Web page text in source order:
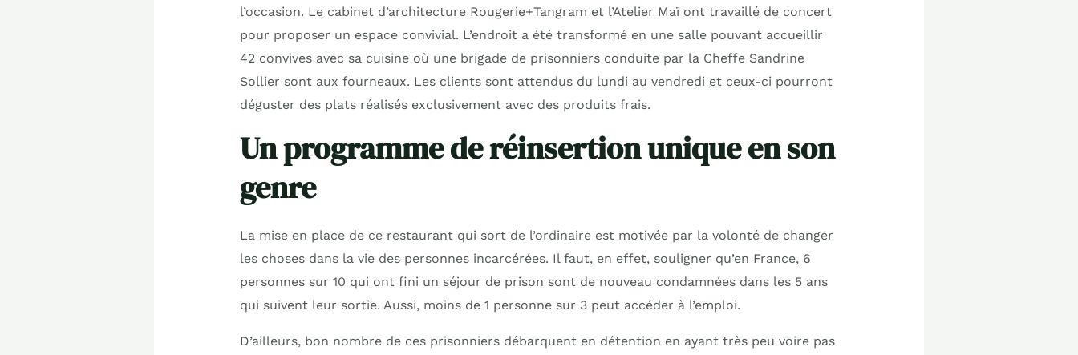
l’occasion. Le cabinet d’architecture Rougerie+Tangram et l’Atelier Maï ont travaillé de concert
pour proposer un espace convivial. L’endroit a été transformé en une salle pouvant accueillir
42 convives avec sa cuisine où une brigade de prisonniers conduite par la Cheffe Sandrine
Sollier sont aux fourneaux. Les clients sont attendus du lundi au vendredi et ceux-ci pourront
déguster des plats réalisés exclusivement avec des produits frais.
Un programme de réinsertion unique en son
genre
La mise en place de ce restaurant qui sort de l’ordinaire est motivée par la volonté de changer
les choses dans la vie des personnes incarcérées. Il faut, en effet, souligner qu’en France, 6
personnes sur 10 qui ont fini un séjour de prison sont de nouveau condamnées dans les 5 ans
qui suivent leur sortie. Aussi, moins de 1 personne sur 3 peut accéder à l’emploi.
D’ailleurs, bon nombre de ces prisonniers débarquent en détention en ayant très peu voire pas